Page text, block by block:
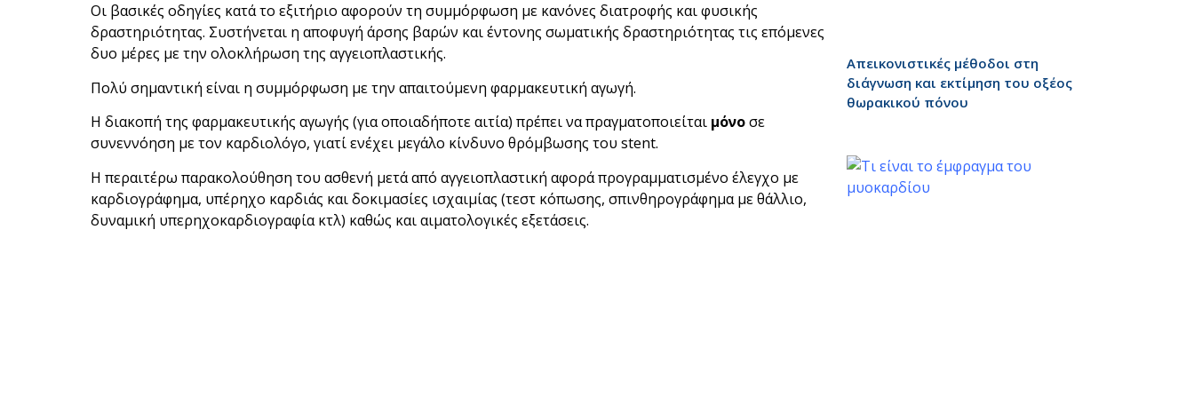
Οι βασικές οδηγίες κατά το εξιτήριο αφορούν τη συμμόρφωση με κανόνες διατροφής και φυσικής
δραστηριότητας. Συστήνεται η αποφυγή άρσης βαρών και έντονης σωματικής δραστηριότητας τις επόμενες
δυο μέρες με την ολοκλήρωση της αγγειοπλαστικής.
Πολύ σημαντική είναι η συμμόρφωση με την απαιτούμενη φαρμακευτική αγωγή.
Η διακοπή της φαρμακευτικής αγωγής (για οποιαδήποτε αιτία) πρέπει να πραγματοποιείται μόνοσε
συνεννόηση με τον καρδιολόγο, γιατί ενέχει μεγάλο κίνδυνο θρόμβωσης του stent.
Η περαιτέρω παρακολούθηση του ασθενή μετά από αγγειοπλαστική αφορά προγραμματισμένο έλεγχο με
καρδιογράφημα, υπέρηχο καρδιάς και δοκιμασίες ισχαιμίας (τεστ κόπωσης, σπινθηρογράφημα με θάλλιο,
δυναμική υπερηχοκαρδιογραφία κτλ) καθώς και αιματολογικές εξετάσεις.
Απεικονιστικές μέθοδοι στη
διάγνωση και εκτίμηση του οξέος
θωρακικού πόνου